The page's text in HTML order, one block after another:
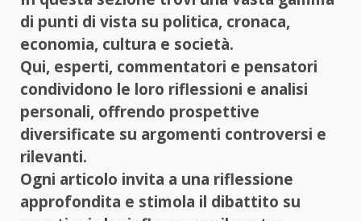
di punti di vista su politica, cronaca,
economia, cultura e società.
Qui, esperti, commentatori e pensatori
condividono le loro riflessioni e analisi
personali, offrendo prospettive
diversificate su argomenti controversi e
rilevanti.
Ogni articolo invita a una riflessione
approfondita e stimola il dibattito su